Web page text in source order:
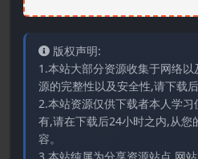
版权声明:
1.本站大部分资源收集于网络
源的完整性以及安全性,请下载后
2.本站资源仅供下载者本人学
有,请在下载后24小时之内,从您
容。